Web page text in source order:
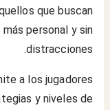
que buscan
personal y sin
distracciones.
a los jugadores
y niveles de